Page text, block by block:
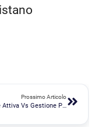
Prossimo Articolo
Gestione Attiva Vs Gestione Passiva Tutta La Verità